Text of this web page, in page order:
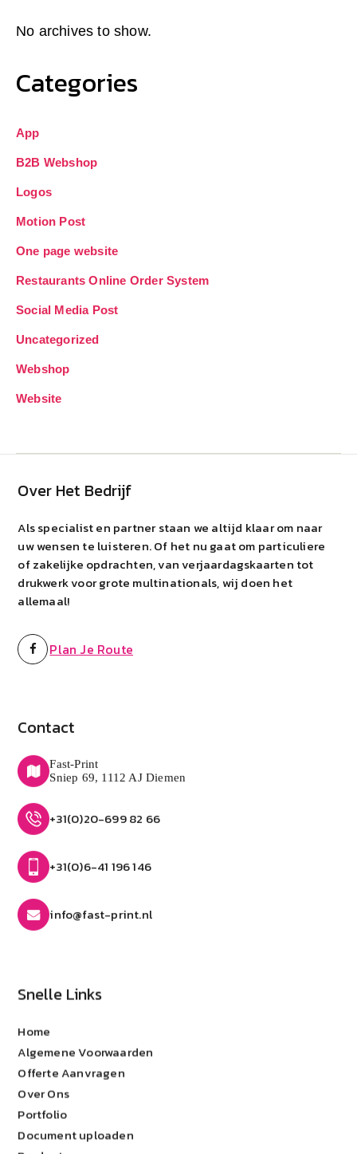
No archives to show.
Categories
App
B2B Webshop
Logos
Motion Post
One page website
Restaurants Online Order System
Social Media Post
Uncategorized
Webshop
Website
Over Het Bedrijf
Als specialist en partner staan we altijd klaar om naar
uw wensen te luisteren. Of het nu gaat om particuliere
of zakelijke opdrachten, van verjaardagskaarten tot
drukwerk voor grote multinationals, wij doen het
allemaal!
Plan Je Route
Contact
Fast-Print
Sniep 69, 1112 AJ Diemen
+31(0)20-699 82 66
+31(0)6-41 196 146
info@fast-print.nl
Snelle Links
Home
Algemene Voorwaarden
Offerte Aanvragen
Over Ons
Portfolio
Document uploaden